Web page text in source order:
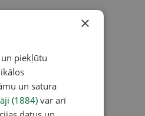
×
piekļūtu
un satura
(1884) var arī